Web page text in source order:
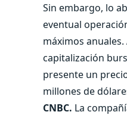
Sin embargo, lo
eventual
máximos
capitalización
presente un
millones de
CNBC. La